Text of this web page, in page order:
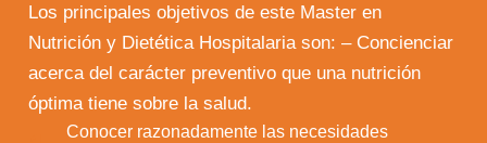
Los principales objetivos de este Master en
Nutrición y Dietética Hospitalaria son: – Concienciar
acerca del carácter preventivo que una nutrición
óptima tiene sobre la salud.
Conocer razonadamente las necesidades